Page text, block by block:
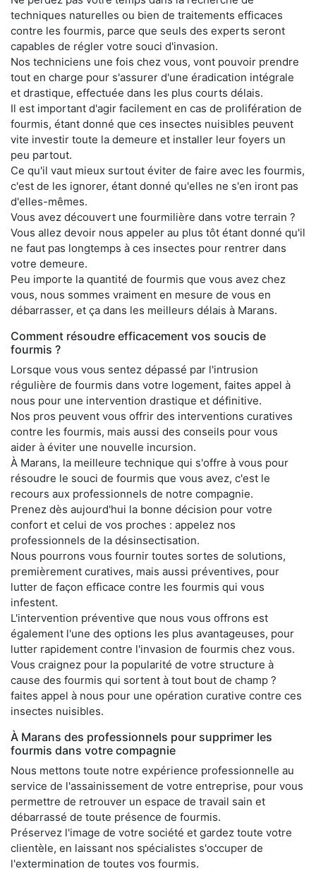
techniques naturelles ou bien de traitements efficaces
contre les fourmis, parce que seuls des experts seront
capables de régler votre souci d'invasion.
Nos techniciens une fois chez vous, vont pouvoir prendre
tout en charge pour s'assurer d'une éradication intégrale
et drastique, effectuée dans les plus courts délais.
Il est important d'agir facilement en cas de prolifération de
fourmis, étant donné que ces insectes nuisibles peuvent
vite investir toute la demeure et installer leur foyers un
peu partout.
Ce qu'il vaut mieux surtout éviter de faire avec les fourmis,
c'est de les ignorer, étant donné qu'elles ne s'en iront pas
d'elles-mêmes.
Vous avez découvert une fourmilière dans votre terrain ?
Vous allez devoir nous appeler au plus tôt étant donné qu'il
ne faut pas longtemps à ces insectes pour rentrer dans
votre demeure.
Peu importe la quantité de fourmis que vous avez chez
vous, nous sommes vraiment en mesure de vous en
débarrasser, et ça dans les meilleurs délais à Marans.
Comment résoudre efficacement vos soucis de
fourmis ?
Lorsque vous vous sentez dépassé par l'intrusion
régulière de fourmis dans votre logement, faites appel à
nous pour une intervention drastique et définitive.
Nos pros peuvent vous offrir des interventions curatives
contre les fourmis, mais aussi des conseils pour vous
aider à éviter une nouvelle incursion.
À Marans, la meilleure technique qui s'offre à vous pour
résoudre le souci de fourmis que vous avez, c'est le
recours aux professionnels de notre compagnie.
Prenez dès aujourd'hui la bonne décision pour votre
confort et celui de vos proches : appelez nos
professionnels de la désinsectisation.
Nous pourrons vous fournir toutes sortes de solutions,
premièrement curatives, mais aussi préventives, pour
lutter de façon efficace contre les fourmis qui vous
infestent.
L'intervention préventive que nous vous offrons est
également l'une des options les plus avantageuses, pour
lutter rapidement contre l'invasion de fourmis chez vous.
Vous craignez pour la popularité de votre structure à
cause des fourmis qui sortent à tout bout de champ ?
faites appel à nous pour une opération curative contre ces
insectes nuisibles.
À Marans des professionnels pour supprimer les
fourmis dans votre compagnie
Nous mettons toute notre expérience professionnelle au
service de l'assainissement de votre entreprise, pour vous
permettre de retrouver un espace de travail sain et
débarrassé de toute présence de fourmis.
Préservez l'image de votre société et gardez toute votre
clientèle, en laissant nos spécialistes s'occuper de
l'extermination de toutes vos fourmis.